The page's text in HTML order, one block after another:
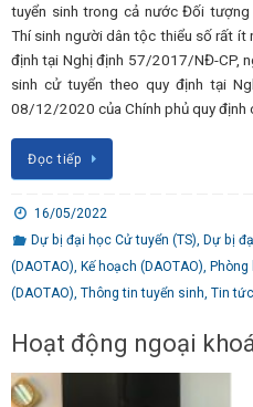
tuyển sinh trong cả nước Đối
Thí sinh người dân tộc thiểu số rất
định tại Nghị định 57/2017/NĐ-CP,
sinh cử tuyển theo quy định tại
08/12/2020 của Chính phủ quy định
Đọc tiếp
16/05/2022
Dự bị đại học Cử tuyển (TS), Dự bị
(DAOTAO), Kế hoạch (DAOTAO), Phòng
(DAOTAO), Thông tin tuyển sinh, Tin tức
Hoạt động ngoại